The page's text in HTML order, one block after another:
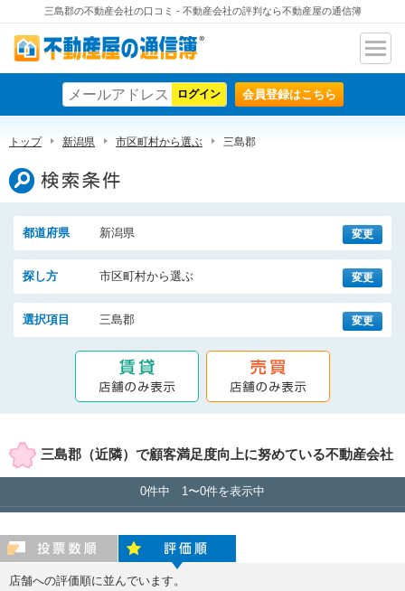
三島郡の不動産会社の口コミ - 不動産会社の評判なら不動産屋の通信簿
不動産屋の通信簿
ナビ
ン
会員登録はこちら
トップ 新潟県 市区町村から選ぶ 三島郡
検索条件
都道府県 新潟県 変更
探し方 市区町村から選ぶ 変更
選択項目 三島郡 変更
三島郡（近隣）で顧客満足度向上に努めている不動産会社
0件中 1〜0件を表示中
店舗への評価順に並んでいます。